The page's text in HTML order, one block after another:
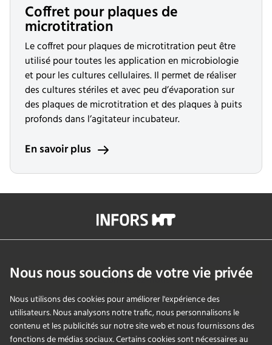
Coffret pour plaques de
microtitration
Le coffret pour plaques de microtitration peut être
utilisé pour toutes les application en microbiologie
et pour les cultures cellulaires. Il permet de réaliser
des cultures stériles et avec peu d’évaporation sur
des plaques de microtitration et des plaques à puits
profonds dans l’agitateur incubateur.
En savoir plus
Nous nous soucions de votre vie privée
Nous utilisons des cookies pour améliorer l'expérience des
utilisateurs. Nous analysons notre trafic, nous personnalisons le
contenu et les publicités sur notre site web et nous fournissons des
fonctions de médias sociaux. Certains cookies sont nécessaires au
Contactez-nous
PRODUITS